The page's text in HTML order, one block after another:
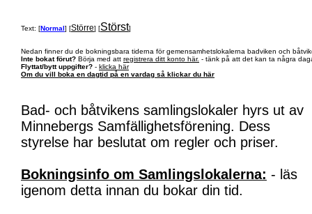
Text: [Normal] [Större] [Störst]
Nedan finner du de bokningsbara tiderna för gemensamhetslokalerna badviken och
Inte bokat förut? Börja med att registrera ditt konto här. - tänk på att det kan ta några
Flyttat/bytt uppgifter? - klicka här
Om du vill boka en dagtid på en vardag så klickar du här
Bad- och båtvikens samlingslokaler hyrs ut av
Minnebergs Samfällighetsförening. Dess
styrelse har beslutat om regler och priser.
Bokningsinfo om Samlingslokalerna: - läs
igenom detta innan du bokar din tid.